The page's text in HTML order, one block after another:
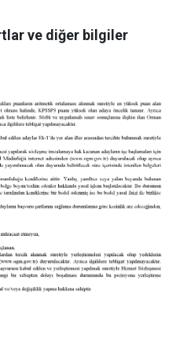
ve diğer bilgiler